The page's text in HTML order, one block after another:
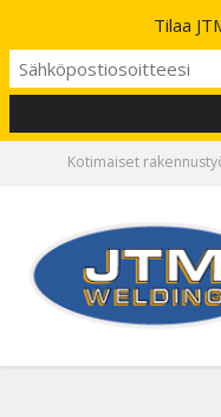
Kotimaiset
Tilaa